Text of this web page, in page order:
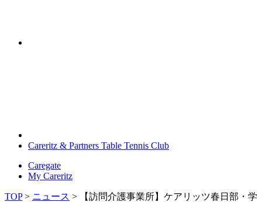
Careritz & Partners Table Tennis Club
Caregate
My Careritz
TOP> ニュース >
【訪問介護事業所】ケアリッツ春日部・学